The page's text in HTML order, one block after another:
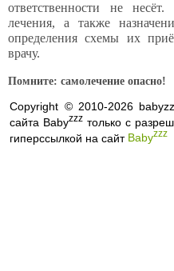
ответственности не
лечения, а также
определения схемы их
врачу.
Помните: самолечение опасно!
Copyright © 2010-2026
сайта Babyzzz только с
гиперссылкой на сайт Babyzzz